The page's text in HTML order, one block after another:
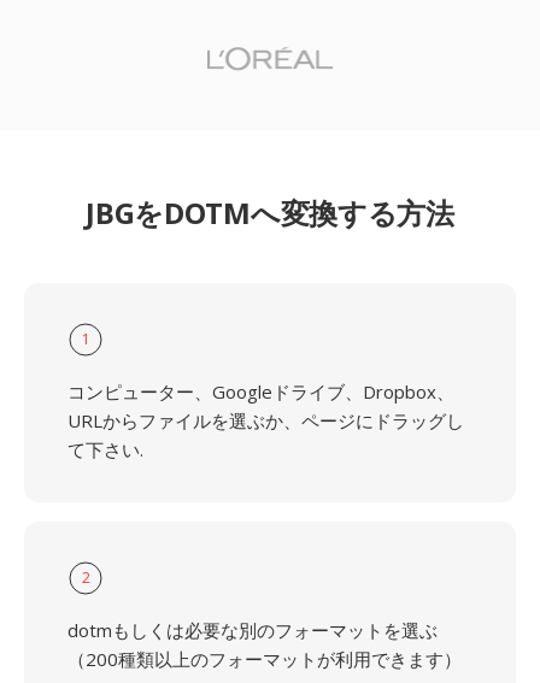
JBGをDOTMへ変換する方法
1
コンピューター、Googleドライブ、Dropbox、
URLからファイルを選ぶか、ページにドラッグし
て下さい.
2
dotmもしくは必要な別のフォーマットを選ぶ
（200種類以上のフォーマットが利用できます）